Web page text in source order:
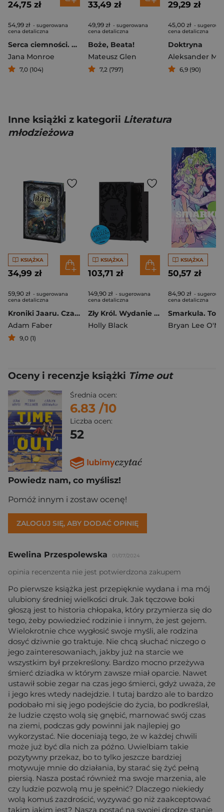
24,75 zł
54,99 zł - sugerowana
cena detaliczna
Serca ciemności. Seryjni mordercy, przerażające śledztwa, legendarna agentka FBI
Jana Monroe
7,0 (104)
33,49 zł
49,99 zł - sugerowana
cena detaliczna
Boże, Beata!
Mateusz Glen
7,2 (797)
29,29 zł
45,00 zł -
cena detaliczna
Doktryna
6,9 (90)
Inne książki z kategorii Literatura
młodzieżowa
KSIĄŻKA
34,99 zł
59,90 zł - sugerowana
cena detaliczna
Kroniki Jaaru. Czarny amulet (ilustrowane brzegi)
Adam Faber
9,0 (1)
KSIĄŻKA
103,71 zł
149,90 zł - sugerowana
cena detaliczna
Zły Król. Wydanie specjalne
Holly Black
KSIĄŻKA
50,57 zł
84,90 zł -
cena detaliczna
Smarkula.
Oceny i recenzje książki Time out
Średnia ocen:
6.83 /10
Liczba ocen:
52
Powiedz nam, co myślisz!
Pomóż innym i zostaw ocenę!
ZALOGUJ SIĘ, ABY DODAĆ OPINIĘ
Ewelina Przespolewska 01/07/2024
opinia recenzenta nie jest potwierdzona zakupem
Po pierwsze książka jest przepięknie wydana i ma mój
ulubiony średniej wielkości druk. Jak tęczowe boki
głoszą jest to historia chłopaka, który przymierza się do
tego, żeby powiedzieć rodzinie i innym, że jest gejem.
Wielokrotnie chce wygłosić swoje myśli, ale rodzina
dosyć dziwnie go traktuje. Nie chcą słuchać niczego o
jego zainteresowaniach, jakby już na starcie we
wszystkim był przekreślony. Bardzo mocno przeżywa
śmierć dziadka w którym zawsze miał oparcie. Nawet
ustawił sobie zegar na czas jego śmierci, gdyż uważa, że
i jego kres wtedy nadejdzie. I tutaj bardzo ale to bardzo
podobało mi się jego podejście do życia, bo podkreślał,
że ludzie często wolą się gnębić, marnować swój czas
na ziemi, podczas gdy powinni jak najlepiej go
wykorzystać. Nie doceniają tego, że w każdej chwili
może już być dla nich za późno. Uwielbiam takie
pozytywny przekaz, bo to tylko jeszcze bardziej
motywuje mnie do działania, by starać się żyć pełną
piersią. Nasza postać również ma swoje marzenia, ale
czy ludzie pozwolą mu je spełnić? Dlaczego niekiedy
wolą komuś zazdrościć, wyzywać go niż zaakceptować
takim jakim jest? Nasza postać na swojej drodze stanie